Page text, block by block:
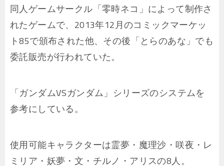
同人ゲームサークル「零時ネコ」によって制作さ
れたゲームで、2013年12月のコミックマーケッ
ト85で頒布された他、その後「とらのあな」でも
委託販売が行われていた。
「ガンダムVSガンダム」シリーズのシステムを
参考にしている。
使用可能キャラクターは霊夢・魔理沙・咲夜・レ
ミリア・妖夢・文・チルノ・アリスの8人。